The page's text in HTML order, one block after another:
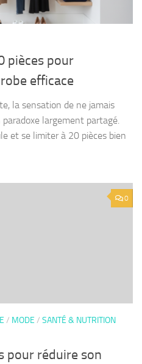
pièces pour
efficace
la sensation de ne jamais
largement partagé.
et se limiter à 20 pièces bien
0
/ MODE / SANTÉ & NUTRITION
pour réduire son